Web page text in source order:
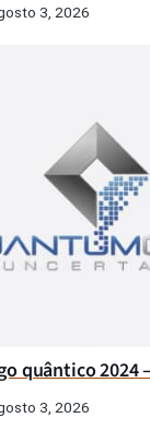
3, 2026
quântico 2024
3, 2026